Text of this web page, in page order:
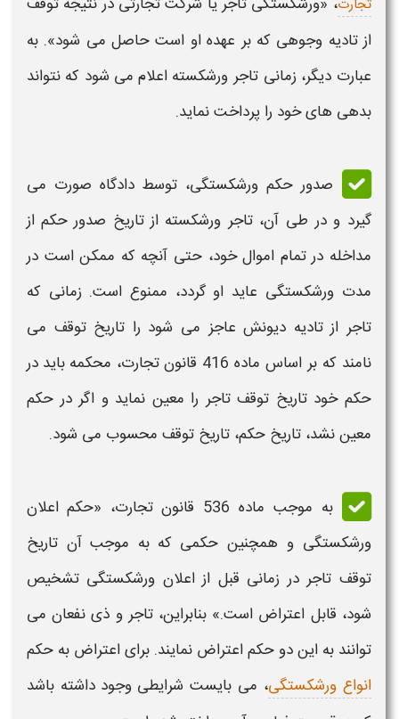
تجارت
از تادیه وجوهی که بر عهده او است حاصل می شود». به
عبارت دیگر، زمانی تاجر ورشکسته اعلام می شود که نتواند
بدهی های خود را پرداخت نماید.
صدور حکم ورشکستگی، توسط دادگاه صورت می
گیرد و در طی آن، تاجر ورشکسته از تاریخ صدور حکم از
مداخله در تمام اموال خود، حتی آنچه که ممکن است در
مدت ورشکستگی عاید او گردد‌، ممنوع است. زمانی که
تاجر از تادیه دیونش عاجز می شود را تاریخ توقف می
نامند که بر اساس ماده 416 قانون تجارت،
محکمه باید در
حکمخود تاریخ توقف تاجر را معین نماید و اگر در حکم
معین نشد، تاریخ حکم، تاریخ توقف محسوب می شود.
به موجب ماده 536 قانون تجارت، « حکم اعلان
ورشکستگی و همچنین حکمی که به موجب آن تاریخ
توقف تاجر در زمانی قبل از اعلان ورشکستگی تشخیص
شود، قابل ‌ اعتراض است.» بنابراین، تاجر و ذی نفعان می
توانند به این دوحکم اعتراض نمایند. برایاعتراض به حکم
انواع ورشکستگی، می بایست شرایطی وجود داشته باشد